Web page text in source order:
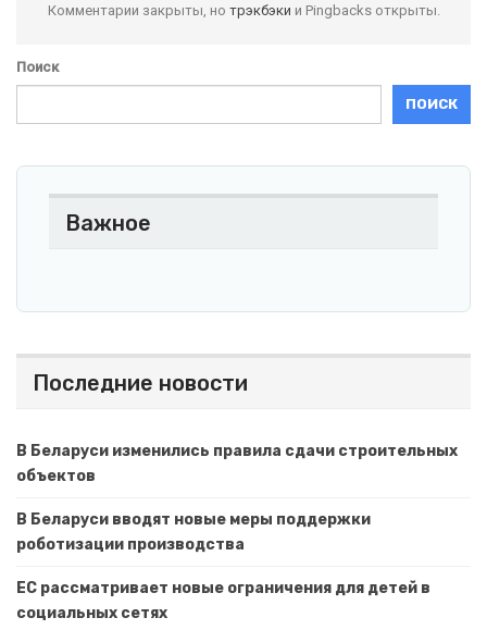
Комментарии закрыты, но трэкбэки и Pingbacks открыты.
Поиск
ПОИСК
Важное
Последние новости
В Беларуси изменились правила сдачи строительных
объектов
В Беларуси вводят новые меры поддержки
роботизации производства
ЕС рассматривает новые ограничения для детей в
социальных сетях